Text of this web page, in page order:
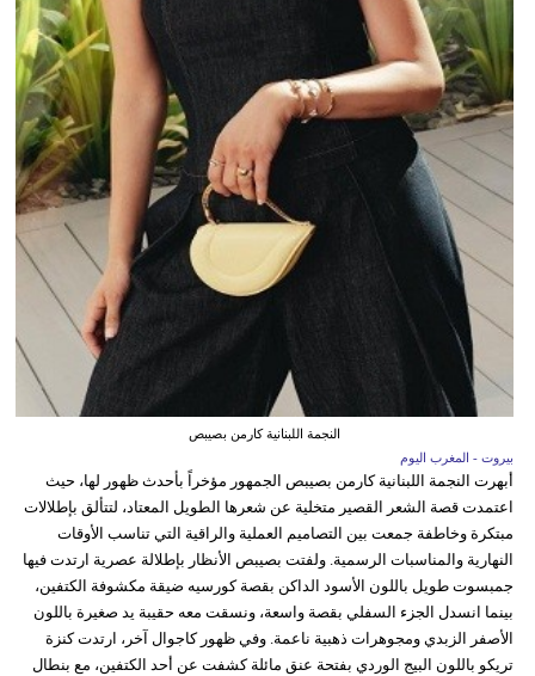
النجمة اللبنانية كارمن بصيبص
بيروت - المغرب اليوم
أبهرت النجمة اللبنانية كارمن بصيبص الجمهور مؤخراً بأحدث ظهور لها، حيث
اعتمدت قصة الشعر القصير متخلية عن شعرها الطويل المعتاد، لتتألق بإطلالات
مبتكرة وخاطفة جمعت بين التصاميم العملية والراقية التي تناسب الأوقات
النهارية والمناسبات الرسمية. ولفتت بصيبص الأنظار بإطلالة عصرية ارتدت فيها
جمبسوت طويل باللون الأسود الداكن بقصة كورسيه ضيقة مكشوفة الكتفين،
بينما انسدل الجزء السفلي بقصة واسعة، ونسقت معه حقيبة يد صغيرة باللون
الأصفر الزبدي ومجوهرات ذهبية ناعمة. وفي ظهور كاجوال آخر، ارتدت كنزة
تريكو باللون البيج الوردي بفتحة عنق مائلة كشفت عن أحد الكتفين، مع بنطال